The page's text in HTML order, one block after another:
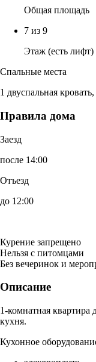
Общая площадь
7 из 9
Этаж (есть лифт)
Спальные места
1 двуспальная
Правила дома
Заезд
после 14:00
Отъезд
до 12:00
Курение запрещено
Нельзя с питомцами
Без вечеринок и
Описание
1-комнатная квартира
кухня.
Кухонное